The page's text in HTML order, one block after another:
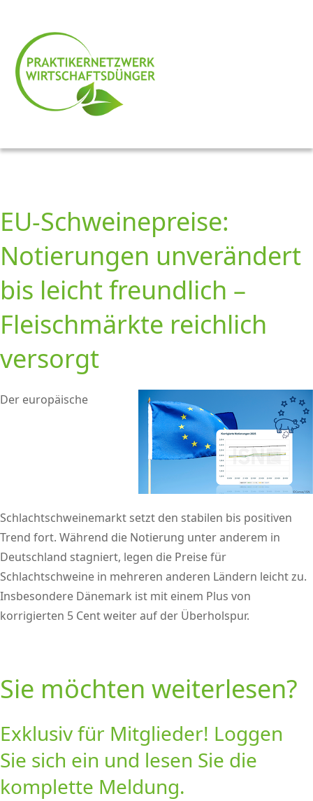
EU-Schweinepreise:
Notierungen unverändert
bis leicht freundlich –
Fleischmärkte reichlich
versorgt
Der europäische
Schlachtschweinemarkt setzt den stabilen bis positiven
Trend fort. Während die Notierung unter anderem in
Deutschland stagniert, legen die Preise für
Schlachtschweine in mehreren anderen Ländern leicht zu.
Insbesondere Dänemark ist mit einem Plus von
korrigierten 5 Cent weiter auf der Überholspur.
Sie möchten weiterlesen?
Exklusiv für Mitglieder! Loggen
Sie sich ein und lesen Sie die
komplette Meldung.